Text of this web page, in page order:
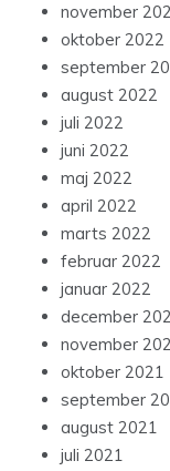
november
oktober 2022
september
august 2022
juli 2022
juni 2022
maj 2022
april 2022
marts 2022
februar 2022
januar 2022
december
november
oktober 2021
september
august 2021
juli 2021